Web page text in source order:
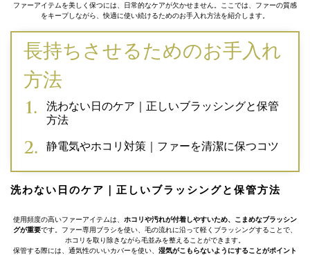
ファーアイテムを美しく保つには、日常的なケアが欠かせません。ここでは、ファーの質感
をキープしながら、快適に使い続けるためのお手入れ方法を紹介します。
長持ちさせるためのお手入れ
方法
洗わない日のケア｜正しいブラッシングと保管
方法
静電気やホコリ対策｜ファーを清潔に保つコツ
洗わない日のケア｜正しいブラッシングと保管方法
使用頻度の高いファーアイテムは、 ホコリや汚れが付着しやすいため、こまめなブラッシン
グが重要です。ファー専用ブラシを使い、毛の流れに沿って軽くブラッシングすることで、
ホコリを取り除きながら毛並みを整えることができます。
保管する際には、通気性のいいカバーを使い、 湿気がこもらないようにすることがポイント